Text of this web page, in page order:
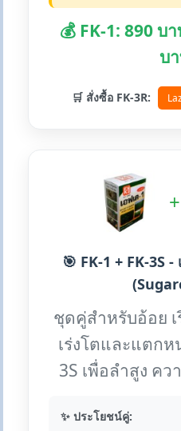
💰 FK-1: 890 บ
บ
🛒 สั่งซื้อ FK-3R:
+
🎯 FK-1 + FK-3S
ชุดคู่สำหรับอ้อย เ
เร่งโตและแตก
3S เพื่อลำสูง คว
✨ ประโยชน์คู่: